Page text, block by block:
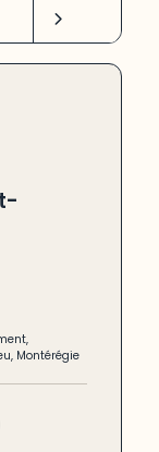
,
, Montérégie